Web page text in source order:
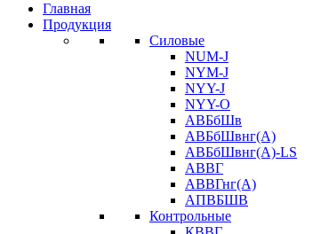
Главная
Продукция
Силовые
NUM-J
NYM-J
NYY-J
NYY-O
АВБбШв
АВБбШвнг(А)
АВБбШвнг(А)-LS
АВВГ
АВВГнг(А)
АПВБШВ
Контрольные